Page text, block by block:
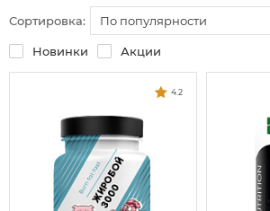
Сортировка: По популярности
Новинки Акции
4.2